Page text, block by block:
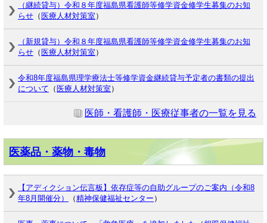
（継続貸与）令和８年度福島県看護師等修学資金修学生募集のお知
らせ （ 医療人材対策室 ）
（新規貸与）令和８年度福島県看護師等修学資金修学生募集のお知
らせ （ 医療人材対策室 ）
令和8年度福島県理学療法士等修学資金継続貸与予定者の書類の提出
について （ 医療人材対策室 ）
医師・看護師・医療従事者の一覧を見る
医薬品・薬物・毒物
【アディクション伝言板】依存症等の自助グループのご案内（令和8
年8月開催分）
（精神保健福祉センター ）